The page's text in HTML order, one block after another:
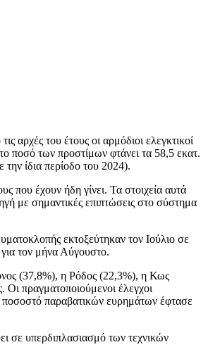
αρχές του έτους οι αρμόδιοι ελεγκτικοί
ποσό των προστίμων φτάνει τα 58,5 εκατ.
ίδια περίοδο του 2024).
που έχουν ήδη γίνει. Τα στοιχεία αυτά
με σημαντικές επιπτώσεις στο σύστημα
εκτοξεύτηκαν τον Ιούλιο σε
τον μήνα Αύγουστο.
(37,8%), η Ρόδος (22,3%), η Κως
πραγματοποιούμενοι έλεγχοι
ποσοστό παραβατικών ευρημάτων έφτασε
σε υπερδιπλασιασμό των τεχνικών